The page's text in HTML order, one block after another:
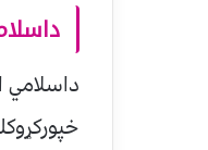
داسلامي